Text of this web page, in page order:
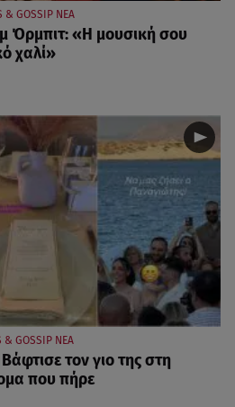
& GOSSIP ΝΕΑ
Όρμπιτ: «Η μουσική σου
χαλί»
& GOSSIP ΝΕΑ
τον γιο της στη
που πήρε